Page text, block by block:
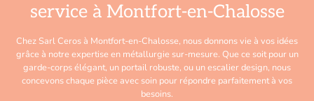
service à Montfort-en-Chalosse
Chez Sarl Ceros à Montfort-en-Chalosse, nous donnons vie à vos idées
grâce à notre expertise en métallurgie sur-mesure. Que ce soit pour un
garde-corps élégant, un portail robuste, ou un escalier design, nous
concevons chaque pièce avec soin pour répondre parfaitement à vos
besoins.